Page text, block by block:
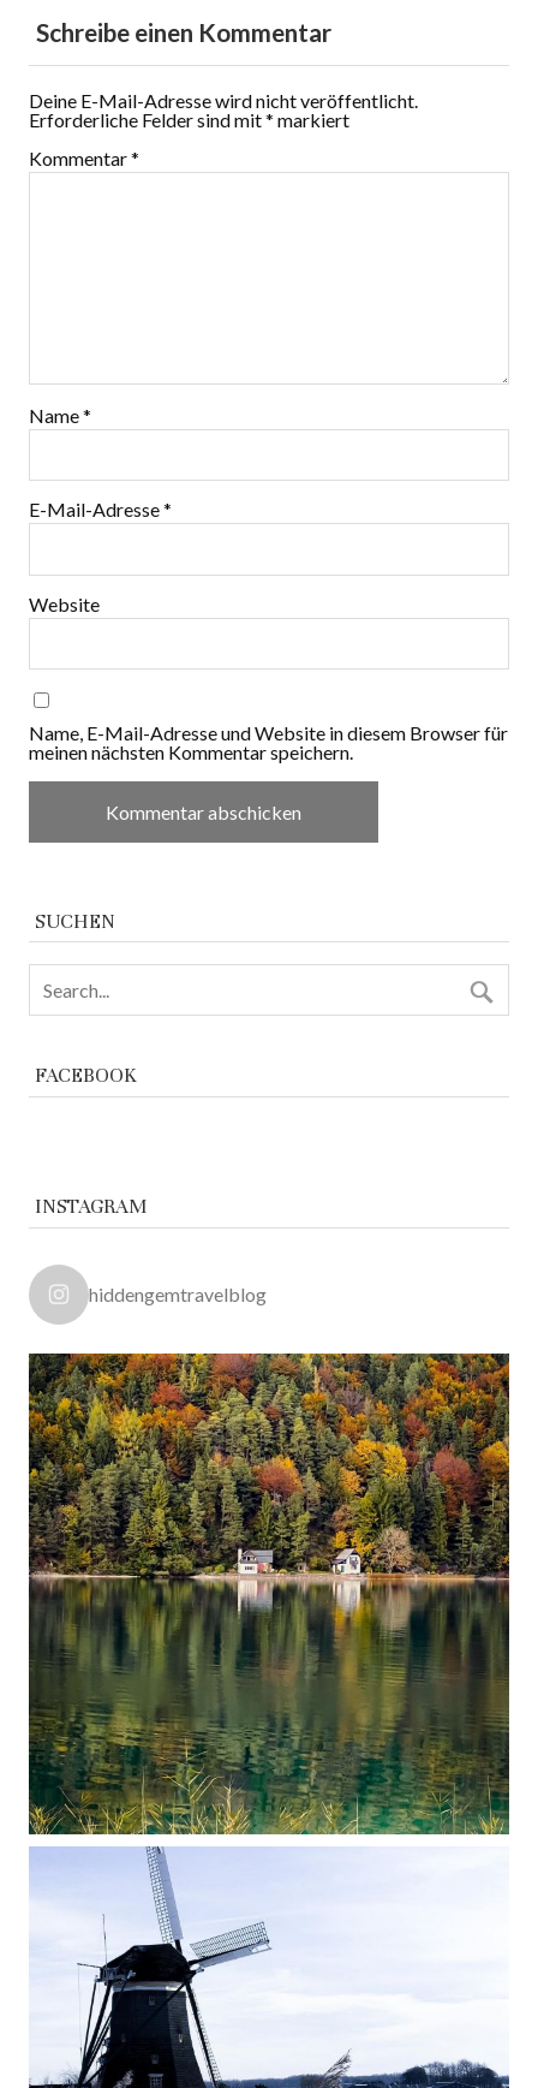
Schreibe einen Kommentar
Deine E-Mail-Adresse wird nicht veröffentlicht.
Erforderliche Felder sind mit* markiert
Kommentar*
Name*
E-Mail-Adresse*
Website
Name, E-Mail-Adresse und Website in diesem Browser für
meinen nächsten Kommentar speichern.
SUCHEN
FACEBOOK
INSTAGRAM
hiddengemtravelblog